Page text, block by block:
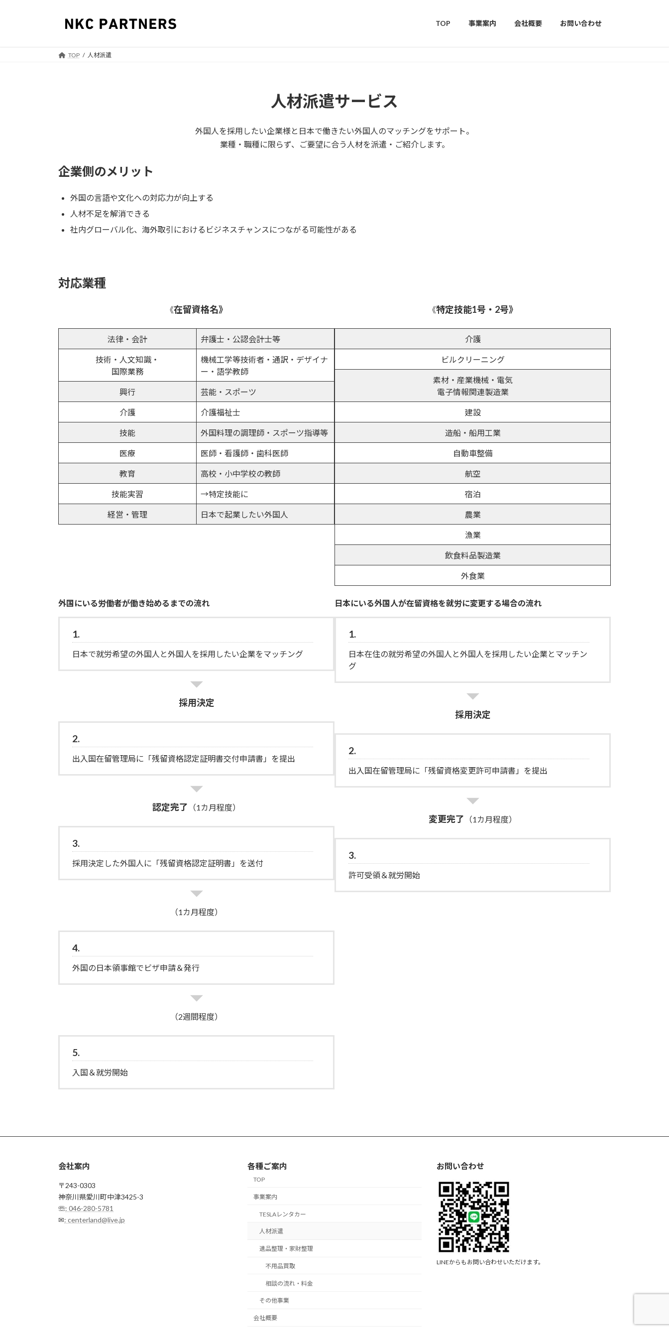
TOP 事業案内 会社概要 お問い合わせ
TOP 人材派遣
人材派遣サービス
外国人を採用したい企業様と 日本で働きたい外国人のマッチングをサポート。
業種・職種に限らず、
ご要望に合う人材を派遣・ご紹介します。
企業側のメリット
外国の言語や文化への対応力が向上する
人材不足を解消できる
社内グローバル化、海外取引におけるビジネスチャンスにつながる可能性がある
対応業種
《在留資格名》
法律・会計 弁護士・公認会計士等
技術・人文知識・
国際業務
機械工学等技術者・通訳・デザイナ
ー・語学教師
興行 芸能・スポーツ
介護 介護福祉士
技能 外国料理の調理師・スポーツ指導等
医療 医師・看護師・歯科医師
教育 高校・小中学校の教師
技能実習 →特定技能に
経営・管理 日本で起業したい外国人
《特定技能1号・2号》
介護
ビルクリーニング
素材・産業機械・電気
電子情報関連製造業
建設
造船・船用工業
自動車整備
航空
宿泊
農業
漁業
飲食料品製造業
外食業
外国にいる労働者が働き始めるまでの流れ
1.
日本で就労希望の外国人と外国人を採用したい企業をマッチング
採用決定
2.
出入国在留管理局に「残留資格認定証明書交付申請書」を提出
認定完了 （1カ月程度）
3.
採用決定した外国人に「残留資格認定証明書」を送付
（1カ月程度）
4.
外国の日本領事館でビザ申請＆発行
（2週間程度）
5.
入国＆就労開始
日本にいる外国人が在留資格を就労に変更する場合の流れ
1.
日本在住の就労希望の外国人と外国人を採用したい企業とマッチン
グ
採用決定
2.
出入国在留管理局に「残留資格変更許可申請書」を提出
変更完了 （1カ月程度）
3.
許可受領＆就労開始
会社案内
〒243-0303
神奈川県愛川町中津3425-3
☏: 046-280-5781
✉: centerland@live.jp
各種ご案内
TOP
事業案内
TESLAレンタカー
人材派遣
遺品整理・家財整理
不用品買取
相談の流れ・料金
その他事業
会社概要
お問い合わせ
LINEからもお問い合わせいただけます。